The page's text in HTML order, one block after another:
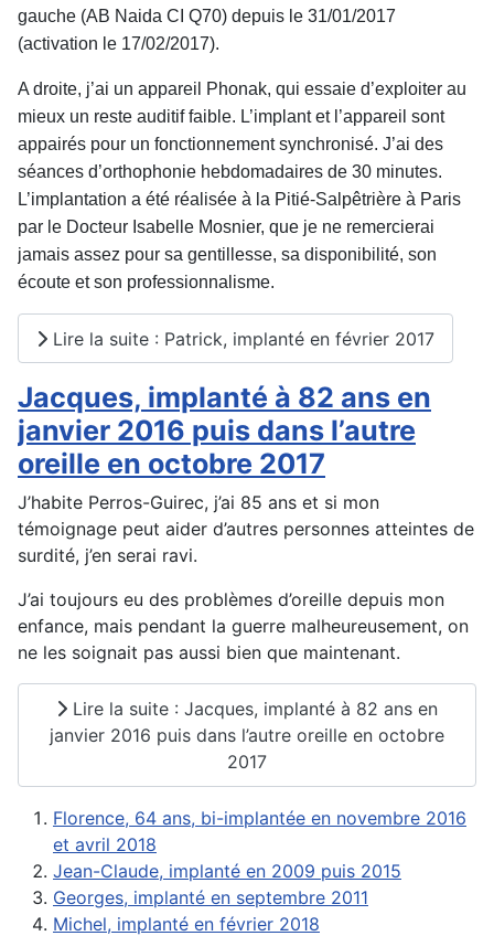
gauche (AB Naida CI Q70) depuis le 31/01/2017
(activation le 17/02/2017).
A droite, j’ai un appareil Phonak, qui essaie d’exploiter au
mieux un reste auditif faible. L’implant et l’appareil sont
appairés pour un fonctionnement synchronisé. J’ai des
séances d’orthophonie hebdomadaires de 30 minutes.
L’implantation a été réalisée à la Pitié-Salpêtrière à Paris
par le Docteur Isabelle Mosnier, que je ne remercierai
jamais assez pour sa gentillesse, sa disponibilité, son
écoute et son professionnalisme.
Lire la suite : Patrick, implanté en février 2017
Jacques, implanté à 82 ans en
janvier 2016 puis dans l’autre
oreille en octobre 2017
J’habite Perros-Guirec, j’ai 85 ans et si mon
témoignage peut aider d’autres personnes atteintes de
surdité, j’en serai ravi.
J’ai toujours eu des problèmes d’oreille depuis mon
enfance, mais pendant la guerre malheureusement, on
ne les soignait pas aussi bien que maintenant.
Lire la suite : Jacques, implanté à 82 ans en
janvier 2016 puis dans l’autre oreille en octobre
2017
Florence, 64 ans, bi-implantée en novembre 2016
et avril 2018
Jean-Claude, implanté en 2009 puis 2015
Georges, implanté en septembre 2011
Michel, implanté en février 2018